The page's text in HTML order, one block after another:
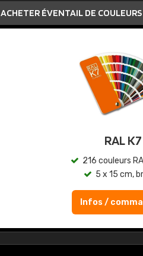
ACHETER ÉVENTAIL DE
RAL K7
216 couleurs RAL
5 x 15 cm, brillant
Infos / commande